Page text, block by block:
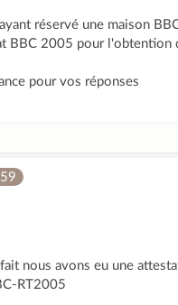
réservé une maison
BBC 2005 pour l'obtention
pour vos réponses
nous avons eu une
RT2005